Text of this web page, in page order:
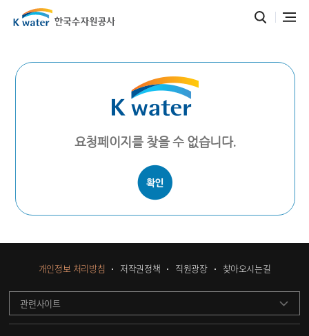
요청페이지를 찾을 수 없습니다.
개인정보 처리방침 저작권정책 직원광장 찾아오시는길
관련사이트